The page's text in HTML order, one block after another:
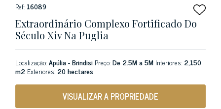
Ref: 16089
Extraordinário Complexo Fortificado Do
Século Xiv Na Puglia
Localização:Apúlia - Brindisi Preço:De 2.5M a 5M Interiores: 2,150
m2 Exteriores: 20 hectares
VISUALIZAR A PROPRIEDADE